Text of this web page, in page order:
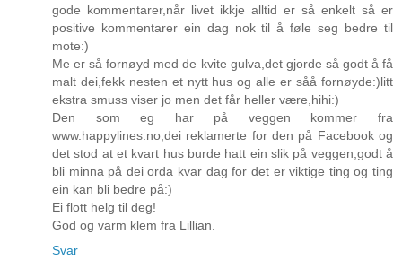
gode kommentarer,når livet ikkje alltid er så enkelt så er
positive kommentarer ein dag nok til å føle seg bedre til
mote:)
Me er så fornøyd med de kvite gulva,det gjorde så godt å få
malt dei,fekk nesten et nytt hus og alle er såå fornøyde:)litt
ekstra smuss viser jo men det får heller være,hihi:)
Den som eg har på veggen kommer fra
www.happylines.no,dei reklamerte for den på Facebook og
det stod at et kvart hus burde hatt ein slik på veggen,godt å
bli minna på dei orda kvar dag for det er viktige ting og ting
ein kan bli bedre på:)
Ei flott helg til deg!
God og varm klem fra Lillian.
Svar